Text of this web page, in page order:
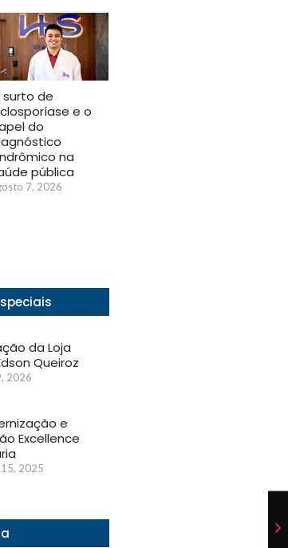
surto de
e o
do
na
pública
7, 2026
da Loja
Queiroz
2026
e
Excellence
2025